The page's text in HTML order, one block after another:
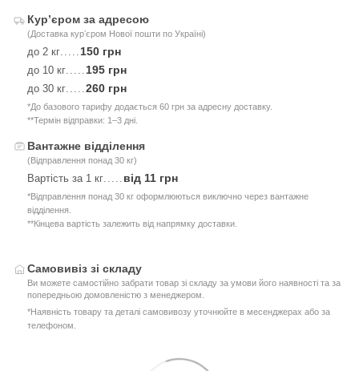
Курʼєром за адресою
(Доставка курʼєром Нової пошти по Україні)
до 2 кг..... 150 грн
до 10 кг..... 195 грн
до 30 кг.....260 грн
*До базового тарифу додається 60 грн за адресну доставку.
**Термін відправки: 1–3 дні.
Вантажне відділення
(Відправлення понад 30 кг)
Вартість за 1 кг..... від 11 грн
*Відправлення понад 30 кг оформлюються виключно через вантажне
відділення.
**Кінцева вартість залежить від напрямку доставки.
Самовивіз зі складу
Ви можете самостійно забрати товар зі складу за умови його наявності та за
попередньою домовленістю з менеджером.
*Наявність товару та деталі самовивозу уточнюйте в месенджерах або за
телефоном.